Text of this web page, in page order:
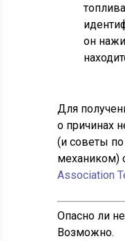
он
Для
о причинах
(и советы
механиком)
Association
Опасно ли
Возможно.